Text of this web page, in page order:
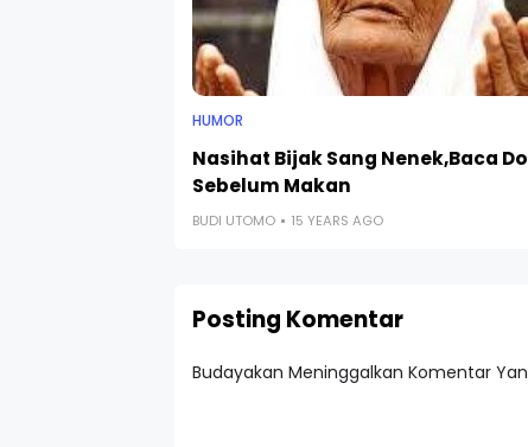
HUMOR
Nasihat Bijak Sang Nenek,Baca
Sebelum Makan
BUDI UTOMO 15 YEARS AGO
Posting Komentar
Budayakan Meninggalkan Komentar